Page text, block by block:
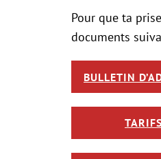
Pour que ta
documents
BULLETIN